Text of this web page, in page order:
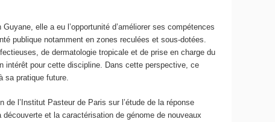
elle a eu l’opportunité d’améliorer ses compétences
publique notamment en zones reculées et sous-dotées.
de dermatologie tropicale et de prise en charge du
intérêt pour cette discipline. Dans cette perspective, ce
sa pratique future.
l’Institut Pasteur de Paris sur l’étude de la réponse
et la caractérisation de génome de nouveaux